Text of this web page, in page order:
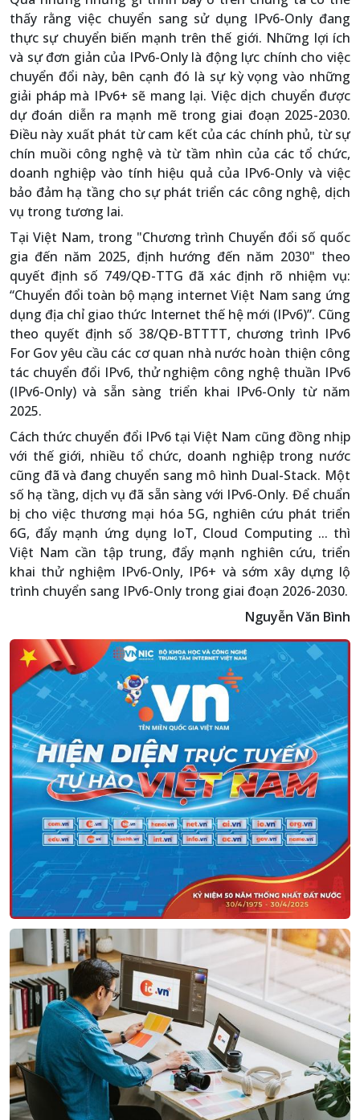
thấy rằng việc chuyển sang sử dụng IPv6-Only đang
thực sự chuyển biến mạnh trên thế giới. Những lợi ích
và sự đơn giản của IPv6-Only là động lực chính cho việc
chuyển đổi này, bên cạnh đó là sự kỳ vọng vào những
giải pháp mà IPv6+ sẽ mang lại. Việc dịch chuyển được
dự đoán diễn ra mạnh mẽ trong giai đoạn 2025-2030.
Điều này xuất phát từ cam kết của các chính phủ, từ sự
chín muồi công nghệ và từ tầm nhìn của các tổ chức,
doanh nghiệp vào tính hiệu quả của IPv6-Only và việc
bảo đảm hạ tầng cho sự phát triển các công nghệ, dịch
vụ trong tương lai.
Tại Việt Nam, trong "Chương trình Chuyển đổi số quốc
gia đến năm 2025, định hướng đến năm 2030" theo
quyết định số 749/QĐ-TTG đã xác định rõ nhiệm vụ:
“Chuyển đổi toàn bộ mạng internet Việt Nam sang ứng
dụng địa chỉ giao thức Internet thế hệ mới (IPv6)”. Cũng
theo quyết định số 38/QĐ-BTTTT, chương trình IPv6
For Gov yêu cầu các cơ quan nhà nước hoàn thiện công
tác chuyển đổi IPv6, thử nghiệm công nghệ thuần IPv6
(IPv6-Only) và sẵn sàng triển khai IPv6-Only từ năm
2025.
Cách thức chuyển đổi IPv6 tại Việt Nam cũng đồng nhịp
với thế giới, nhiều tổ chức, doanh nghiệp trong nước
cũng đã và đang chuyển sang mô hình Dual-Stack. Một
số hạ tầng, dịch vụ đã sẵn sàng với IPv6-Only. Để chuẩn
bị cho việc thương mại hóa 5G, nghiên cứu phát triển
6G, đẩy mạnh ứng dụng IoT, Cloud Computing ... thì
Việt Nam cần tập trung, đẩy mạnh nghiên cứu, triển
khai thử nghiệm IPv6-Only, IP6+ và sớm xây dựng lộ
trình chuyển sang IPv6-Only trong giai đoạn 2026-2030.
Nguyễn Văn Bình